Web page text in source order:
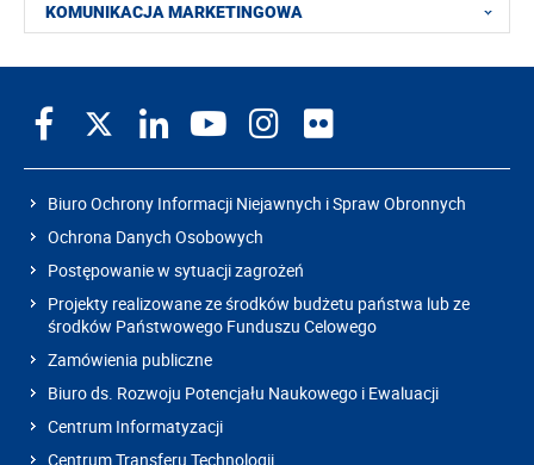
KOMUNIKACJA MARKETINGOWA
Biuro Ochrony Informacji Niejawnych i Spraw Obronnych
Ochrona Danych Osobowych
Postępowanie w sytuacji zagrożeń
Projekty realizowane ze środków budżetu państwa lub ze
środków Państwowego Funduszu Celowego
Zamówienia publiczne
Biuro ds. Rozwoju Potencjału Naukowego i Ewaluacji
Centrum Informatyzacji
Centrum Transferu Technologii